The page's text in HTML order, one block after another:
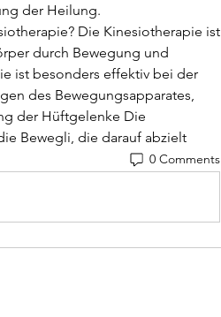
der Heilung.
Die Kinesiotherapie ist
durch Bewegung und
ist besonders effektiv bei der
des Bewegungsapparates,
der Hüftgelenke Die
Bewegli, die darauf abzielt
0 Comments